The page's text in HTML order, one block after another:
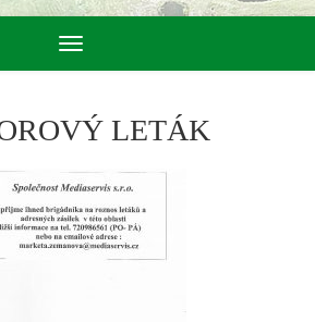
Toggle
navigation
LETÁK